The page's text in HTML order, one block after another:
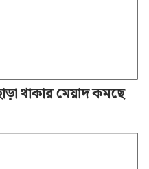
থাকার মেয়াদ কমছে